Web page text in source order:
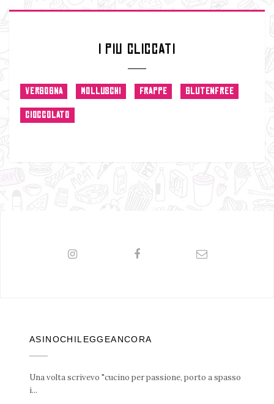
I PIU CLICCATI
VERGOGNA MOLLUSCHI FRAPPE GLUTENFREE
CIOCCOLATO
ASINOCHILEGGEANCORA
Una volta scrivevo "cucino per passione, porto a spasso
i...